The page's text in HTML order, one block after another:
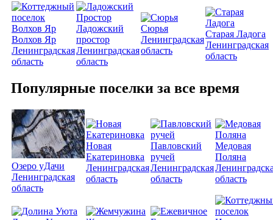
Волхов Яр
Ленинградская
область
Ладожский
простор
Ленинградская
область
Сюрья
Ленинградская
область
Старая Ладога
Ленинградская
область
Популярные поселки за все время
Озеро уДачи
Ленинградская
область
Новая
Екатериновка
Ленинградская
область
Павловский
ручей
Ленинградская
область
Медовая
Поляна
область